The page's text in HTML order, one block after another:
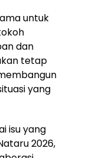
untuk
dan
tetap
yang
isu yang
2026,